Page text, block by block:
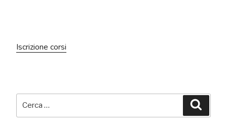
Iscrizione corsi